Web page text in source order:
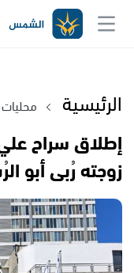
الرئيسية محليات
إطلاق سراح
زوجته رُبى أبو